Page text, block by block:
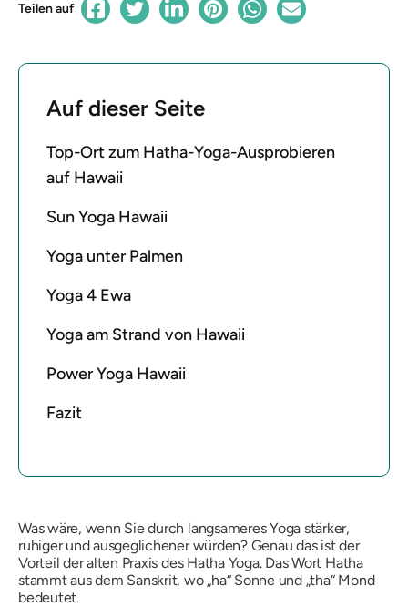
Teilen auf
Auf dieser Seite
Top-Ort zum Hatha-Yoga-Ausprobieren
auf Hawaii
Sun Yoga Hawaii
Yoga unter Palmen
Yoga 4 Ewa
Yoga am Strand von Hawaii
Power Yoga Hawaii
Fazit
Was wäre, wenn Sie durch langsameres Yoga stärker,
ruhiger und ausgeglichener würden? Genau das ist der
Vorteil der alten Praxis des Hatha Yoga. Das Wort Hatha
stammt aus dem Sanskrit, wo „ha“ Sonne und „tha“ Mond
bedeutet.